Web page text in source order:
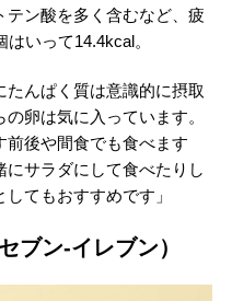
テン酸を多く含むなど、疲
いって14.4kcal。
たんぱく質は意識的に摂取
卵は気に入っています。
前後や間食でも食べます
にサラダにして食べたりし
てもおすすめです」
ブン-イレブン）